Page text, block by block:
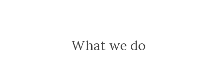
What we do